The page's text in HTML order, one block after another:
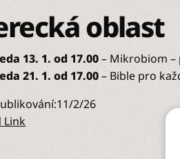
oblast
13. 1. od 17.00– Mikrobiom –
21. 1. od 17.00– Bible pro
11/2/26
Link